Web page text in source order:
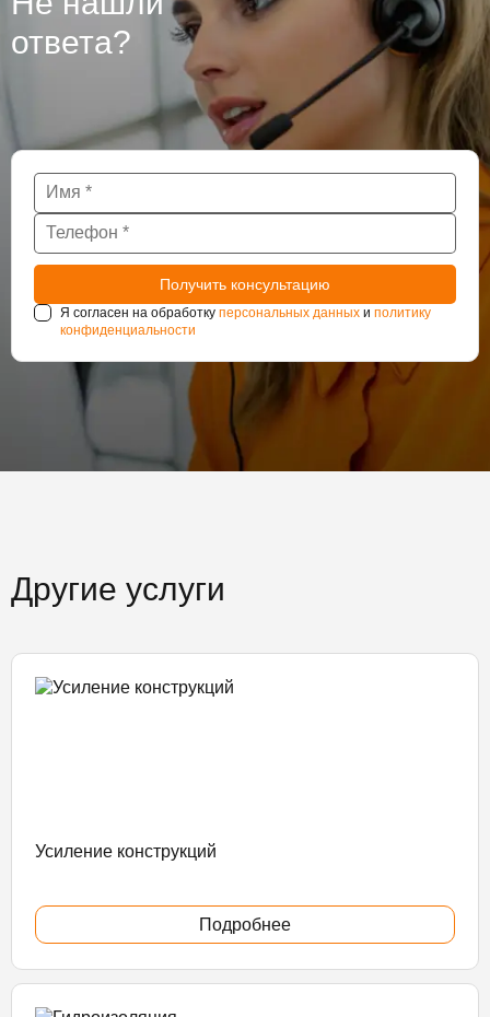
нуждаются в постоянном наблюдении за
состоянием гидроизоляции.
ответа?
Я согласен на обработку персональных данных и политику
конфиденциальности
Другие услуги
Усиление конструкций
Подробнее